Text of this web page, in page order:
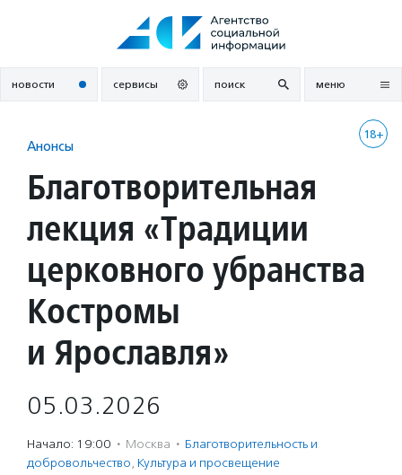
новости сервисы поиск меню
18+
Анонсы
Благотворительная
лекция «Традиции
церковного убранства
Костромы
и Ярославля»
05.03.2026
Начало: 19:00 · Москва · Благотвори­тель­ность и
доброволь­чест­во, Культура и просвещение